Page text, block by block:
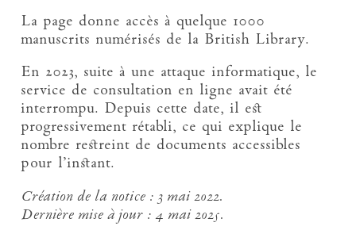
La page donne accès à quelque 1000
manuscrits numérisés de la British Library.
En 2023, suite à une attaque informatique, le
service de consultation en ligne avait été
interrompu. Depuis cette date, il est
progressivement rétabli, ce qui explique le
nombre restreint de documents accessibles
pour l’instant.
Création de la notice : 3 mai 2022.
Dernière mise à jour :4 mai 2025.